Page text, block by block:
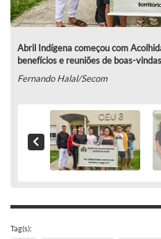
Abril Indígena começou com
benefícios e reuniões de boas-vindas
Fernando Halal/Secom
Tag(s):